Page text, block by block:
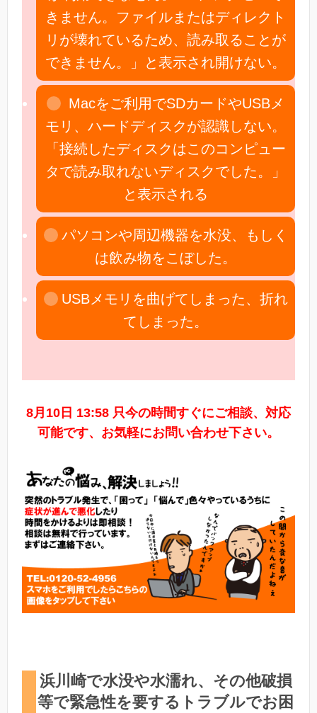
きません。ファイルまたはディレクト
リが壊れているため、読み取ることが
できません。」と表示され開けない。
Macをご利用でSDカードやUSBメ
モリ、ハードディスクが認識しない。
「接続したディスクはこのコンピュー
タで読み取れないディスクでした。」
と表示される
パソコンや周辺機器を水没、もしく
は飲み物をこぼした。
USBメモリを曲げてしまった、折れ
てしまった。
8月10日 13:58 只今の時間すぐにご相談、対応
可能です、お気軽にお問い合わせ下さい。
浜川崎で水没や水濡れ、その他破損
等で緊急性を要するトラブルでお困